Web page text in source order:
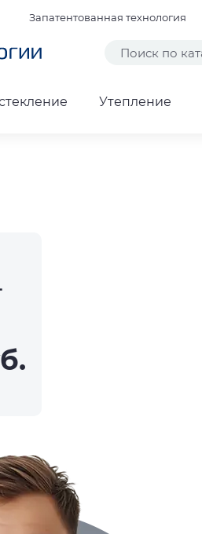
Запатентованная технология
Утепление